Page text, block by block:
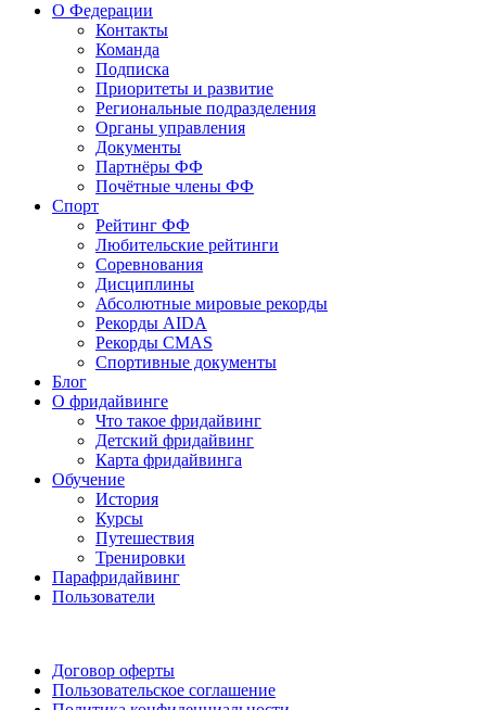
О Федерации
Контакты
Команда
Подписка
Приоритеты и развитие
Региональные подразделения
Органы управления
Документы
Партнёры ФФ
Почётные члены ФФ
Спорт
Рейтинг ФФ
Любительские рейтинги
Соревнования
Дисциплины
Абсолютные мировые рекорды
Рекорды AIDA
Рекорды CMAS
Спортивные документы
Блог
О фридайвинге
Что такое фридайвинг
Детский фридайвинг
Карта фридайвинга
Обучение
История
Курсы
Путешествия
Тренировки
Парафридайвинг
Пользователи
Договор оферты
Пользовательское соглашение